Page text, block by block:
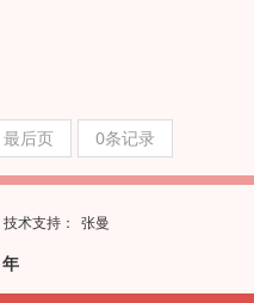
最后页 0条记录
技术支持 ： 张曼
年